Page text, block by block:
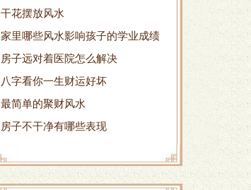
干花摆放风水
家里哪些风水影响孩子的学业成绩
房子远对着医院怎么解决
八字看你一生财运好坏
最简单的聚财风水
房子不干净有哪些表现